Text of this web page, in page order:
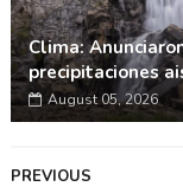
Clima:
precipitaciones
August 05, 2026
PREVIOUS